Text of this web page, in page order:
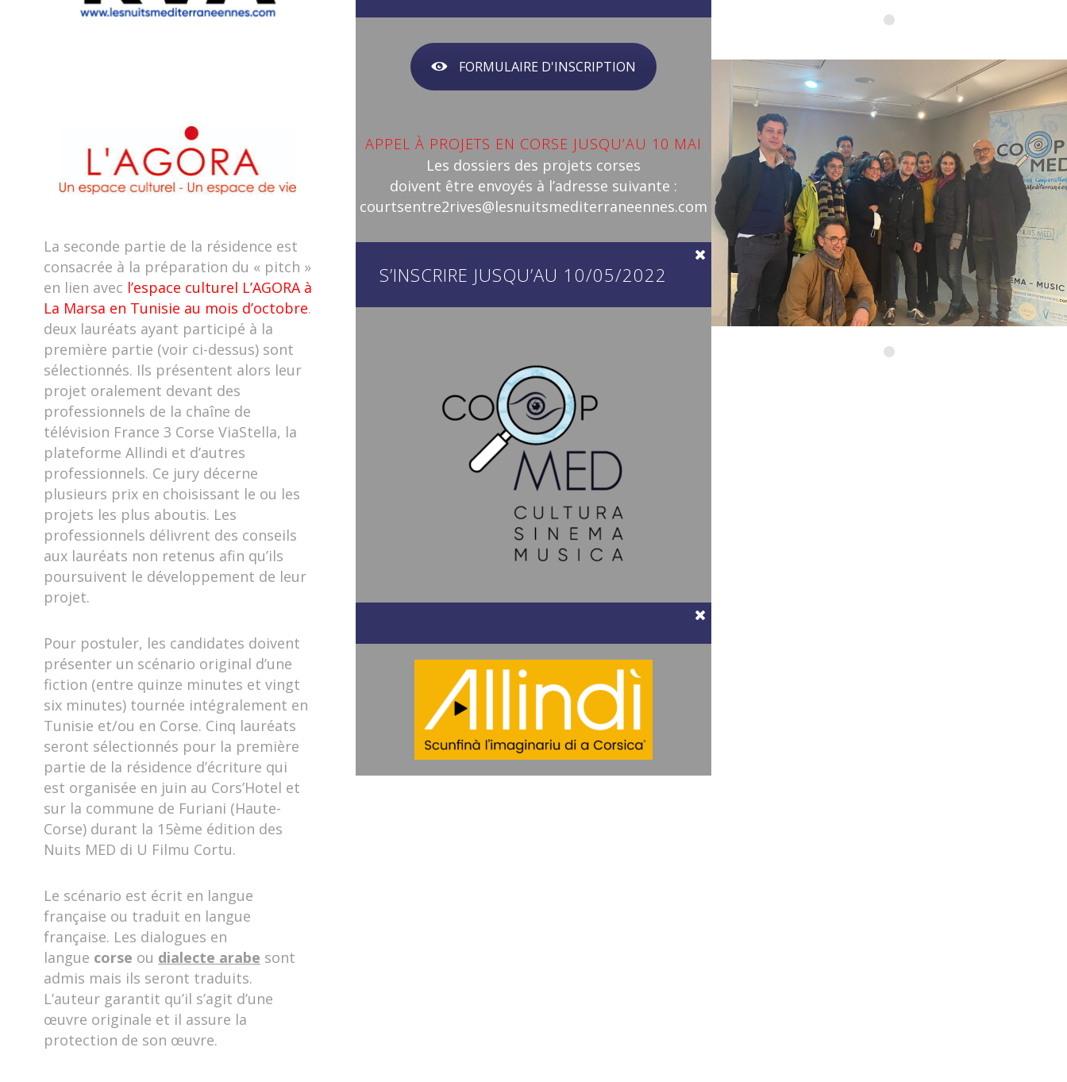
La seconde partie de la résidence est
consacrée à la préparation du « pitch »
en lien avec l’espace culturel L’AGORA à
La Marsa en Tunisie au mois d’octobre.
deux lauréats ayant participé à la
première partie (voir ci-dessus) sont
sélectionnés. Ils présentent alors leur
projet oralement devant des
professionnels de la chaîne de
télévision France 3 Corse ViaStella, la
plateforme Allindi et d’autres
professionnels. Ce jury décerne
plusieurs prix en choisissant le ou les
projets les plus aboutis. Les
professionnels délivrent des conseils
aux lauréats non retenus afin qu’ils
poursuivent le développement de leur
projet.
Pour postuler, les candidates doivent
présenter un scénario original d’une
fiction (entre quinze minutes et vingt
six minutes) tournée intégralement en
Tunisie et/ou en Corse. Cinq lauréats
seront sélectionnés pour la première
partie de la résidence d’écriture qui
est organisée en juin au Cors’Hotel et
sur la commune de Furiani (Haute-
Corse) durant la 15ème édition des
Nuits MED di U Filmu Cortu.
Le scénario est écrit en langue
française ou traduit en langue
française. Les dialogues en
langue corse ou dialecte arabe sont
admis mais ils seront traduits.
L’auteur garantit qu’il s’agit d’une
œuvre originale et il assure la
protection de son œuvre.
FORMULAIRE D'INSCRIPTION
APPEL À PROJETS EN CORSE JUSQU’AU 10 MAI
Les dossiers des projets corses
doivent être envoyés à l’adresse suivante :
courtsentre2rives@lesnuitsmediterraneennes.com
S’INSCRIRE JUSQU’AU 10/05/2022